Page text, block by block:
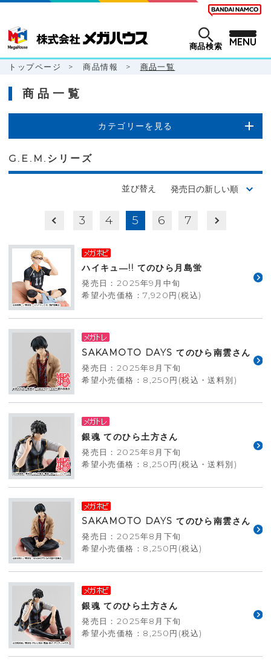
商品検索 MENU
トップページ > 商品情報 > 商品一覧
商品一覧
カテゴリーを見る
G.E.M.シリーズ
並び替え
3 4 5 6 7
ハイキュ―!! てのひら月島蛍
発売日：2025年9月中旬
希望小売価格：7,920円(税込)
SAKAMOTO DAYS てのひら南雲さん
発売日：2025年8月下旬
希望小売価格：8,250円(税込・送料別)
銀魂 てのひら土方さん
発売日：2025年8月下旬
希望小売価格：8,250円(税込・送料別)
SAKAMOTO DAYS てのひら南雲さん
発売日：2025年8月下旬
希望小売価格：8,250円(税込)
銀魂 てのひら土方さん
発売日：2025年8月下旬
希望小売価格：8,250円(税込)